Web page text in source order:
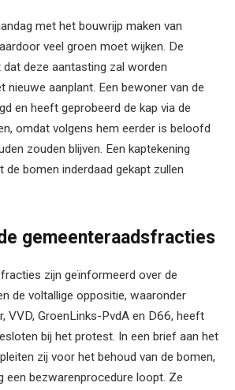
met het bouwrijp maken van
veel groen moet wijken. De
deze aantasting zal worden
nieuwe aanplant. Een bewoner van de
en heeft geprobeerd de kap via de
omdat volgens hem eerder is beloofd
zouden blijven. Een kaptekening
bomen inderdaad gekapt zullen
gemeenteraadsfracties
zijn geïnformeerd over de
de voltallige oppositie, waaronder
VVD, GroenLinks-PvdA en D66, heeft
bij het protest. In een brief aan het
zij voor het behoud van de bomen,
een bezwarenprocedure loopt. Ze